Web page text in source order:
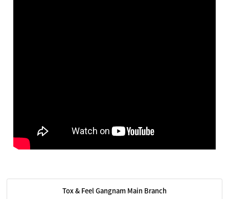
Tox & Feel Gangnam Main Branch